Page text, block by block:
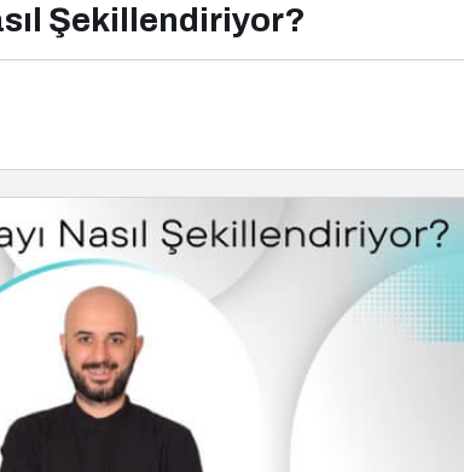
Şekillendiriyor?